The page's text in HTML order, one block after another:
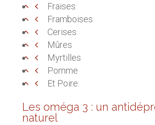
Fraises
Framboises
Cerises
Mûres
Myrtilles
Pomme
Et Poire.
Les oméga 3 : un
naturel